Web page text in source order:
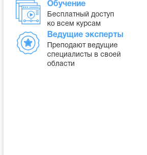
Обучение
Бесплатный доступ
ко всем курсам
Ведущие эксперты
Преподают ведущие
специалисты в своей
области